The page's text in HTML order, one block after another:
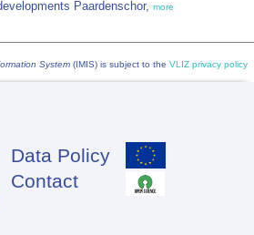
Paardenschor, more
System (IMIS) is subject to the VLIZ privacy policy
Footer
Data Policy
Contact